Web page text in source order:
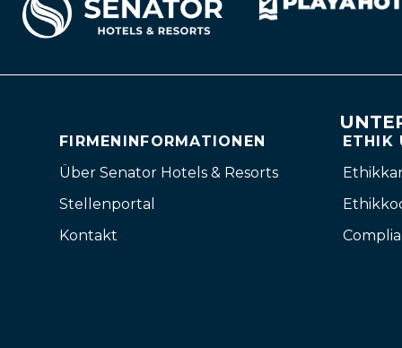
FIRMENINFORMATIONEN
Über Senator Hotels & Resorts
Stellenportal
Kontakt
ETHIK